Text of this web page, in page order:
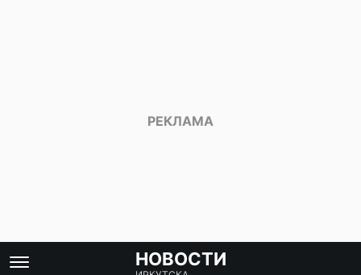
НОВОСТИ